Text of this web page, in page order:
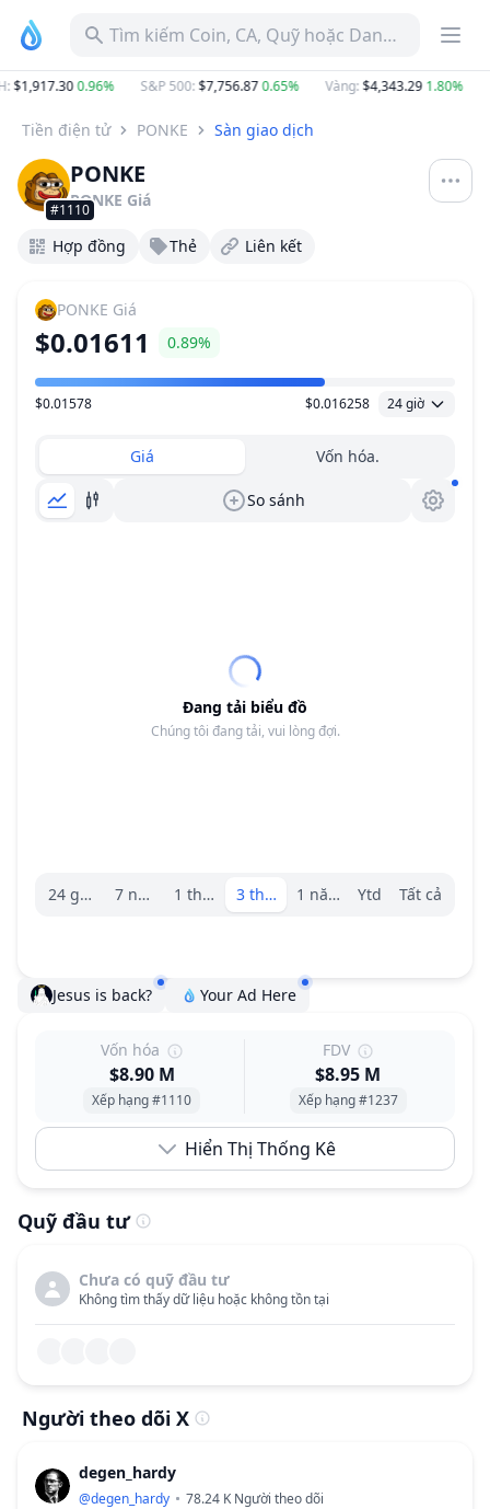
Tìm kiếm Coin, CA, Quỹ hoặc Danh mục
:$1,917.300.96% S&P 500:$7,756.870.65% Vàng:$4,343.291.80%
Tiền điện tử PONKE Sàn giao dịch
#1110
PONKE
PONKE Giá
Hợp đồng Thẻ Liên kết
PONKE Giá
$0.01611 0.89%
Khoảng giá
$0.01578 $0.016258 24 giờ
Giá Vốn hóa.
So sánh
Đang tải biểu đồ
Chúng tôi đang tải, vui lòng đợi.
Trình chọn khoảng.
24 giờ 7 ngày 1 tháng 3 tháng 1 năm Ytd Tất cả
Jesus is back? Your Ad Here
Vốn hóa
$8.90 M
Xếp hạng #1110
FDV
$8.95 M
Xếp hạng #1237
Hiển Thị Thống Kê
Quỹ đầu tư
Chưa có quỹ đầu tư
Không tìm thấy dữ liệu hoặc không tồn tại
Người theo dõi X
degen_hardy
@degen_hardy 78.24 K Người theo dõi